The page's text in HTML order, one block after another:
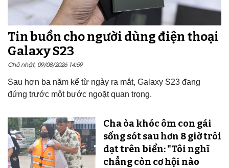
Tin buồn cho người dùng điện thoại
Galaxy S23
Chủ nhật, 09/08/2026 14:59
Sau hơn ba năm kể từ ngày ra mắt, Galaxy S23 đang
đứng trước một bước ngoặt quan trọng.
Cha òa khóc ôm con gái
sống sót sau hơn 8 giờ trôi
dạt trên biển: "Tôi nghĩ
chẳng còn cơ hội nào